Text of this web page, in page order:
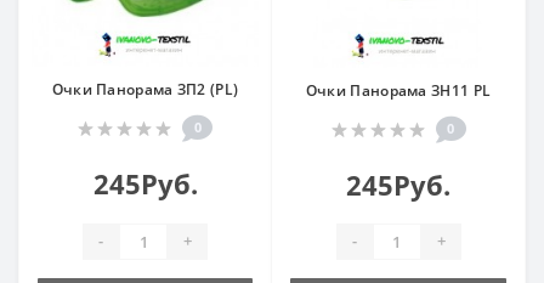
Очки Панорама ЗП2 (PL)
0
245Руб.
- +
Очки Панорама ЗН11 PL
0
245Руб.
- +